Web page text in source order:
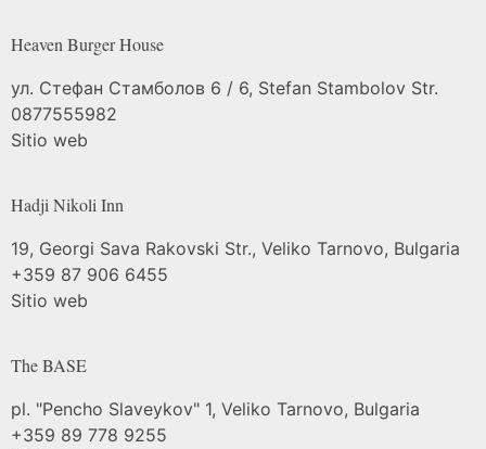
Heaven BurgerHouse
ул. Стефан Стамболов 6 / 6, Stefan Stambolov Str.
0877555982
Sitio web
Hadji Nikoli Inn
19, Georgi Sava Rakovski Str., Veliko Tarnovo, Bulgaria
+359 87 906 6455
Sitio web
TheBASE
pl. "Pencho Slaveykov" 1, Veliko Tarnovo, Bulgaria
+359 89 778 9255